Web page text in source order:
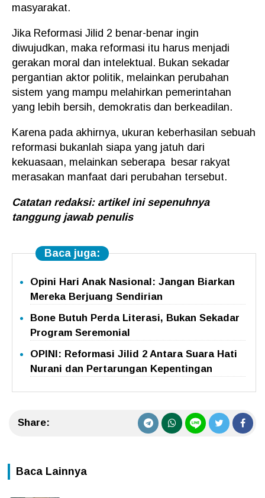
masyarakat.
Jika Reformasi Jilid 2 benar-benar ingin
diwujudkan, maka reformasi itu harus menjadi
gerakan moral dan intelektual. Bukan sekadar
pergantian aktor politik, melainkan perubahan
sistem yang mampu melahirkan pemerintahan
yang lebih bersih, demokratis dan berkeadilan.
Karena pada akhirnya, ukuran keberhasilan sebuah
reformasi bukanlah siapa yang jatuh dari
kekuasaan, melainkan seberapa besar rakyat
merasakan manfaat dari perubahan tersebut.
Catatan redaksi: artikel ini sepenuhnya
tanggung jawab penulis
Baca juga:
Opini Hari Anak Nasional: Jangan Biarkan
Mereka Berjuang Sendirian
Bone Butuh Perda Literasi, Bukan Sekadar
Program Seremonial
OPINI: Reformasi Jilid 2 Antara Suara Hati
Nurani dan Pertarungan Kepentingan
Share:
Baca Lainnya